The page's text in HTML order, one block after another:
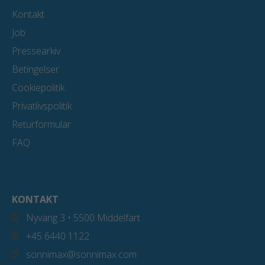
Kontakt
Job
Pressearkiv
Betingelser
Cookiepolitik
Privatlivspolitik
Returformular
FAQ
KONTAKT
Nyvang 3 • 5500 Middelfart
+45 6440 1122
sonnimax@sonnimax.com